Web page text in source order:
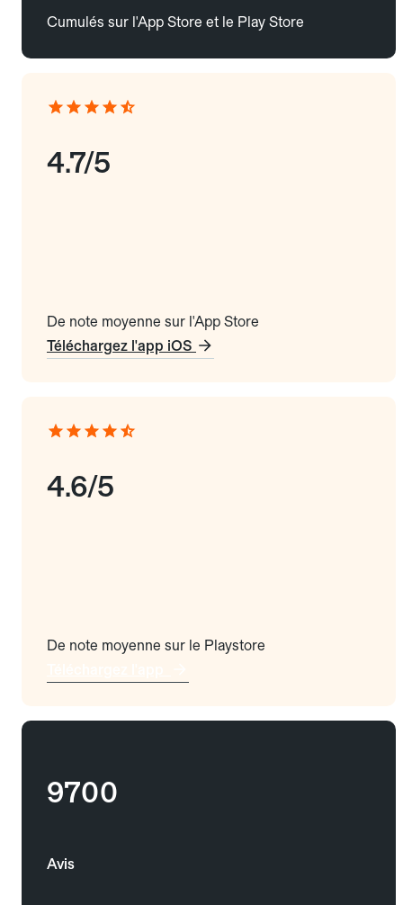
Cumulés sur l'App Store et le Play Store
4.7/5
De note moyenne sur l'App Store
Téléchargez l'app iOS
4.6/5
De note moyenne sur le Playstore
9700
Avis